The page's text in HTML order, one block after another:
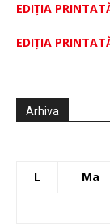
EDIȚIA
EDIŢIA
Arhiva
L Ma